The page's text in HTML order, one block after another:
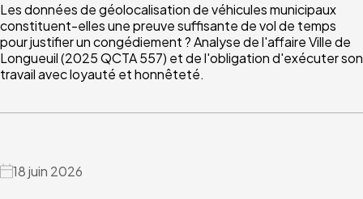
Les données de géolocalisation de véhicules municipaux
constituent-elles une preuve suffisante de vol de temps
pour justifier un congédiement ? Analyse de l'affaire Ville de
Longueuil (2025 QCTA 557) et de l'obligation d'exécuter son
travail avec loyauté et honnêteté.
18 juin 2026